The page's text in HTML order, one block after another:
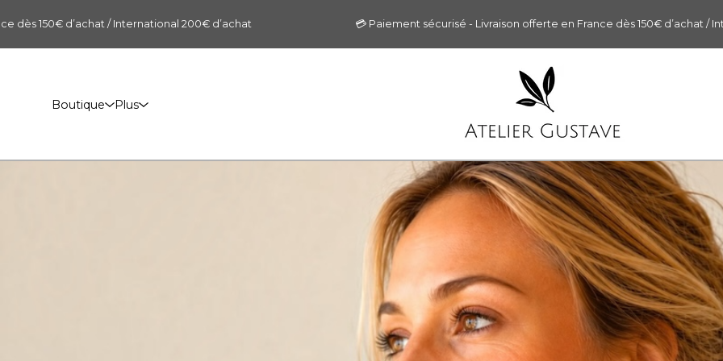
d’achat / International 200€ d’achat 💳 Paiement sécurisé - Livraison offerte en France dès 150€ d’achat /
Boutique Plus